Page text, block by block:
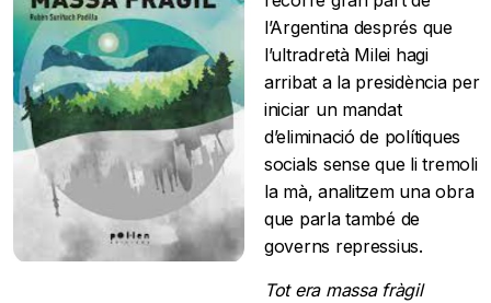
l’Argentina després que
l’ultradretà Milei hagi
arribat a la presidència per
iniciar un mandat
d’eliminació de polítiques
socials sense que li tremoli
la mà, analitzem una obra
que parla també de
governs repressius.
Tot era massa fràgil